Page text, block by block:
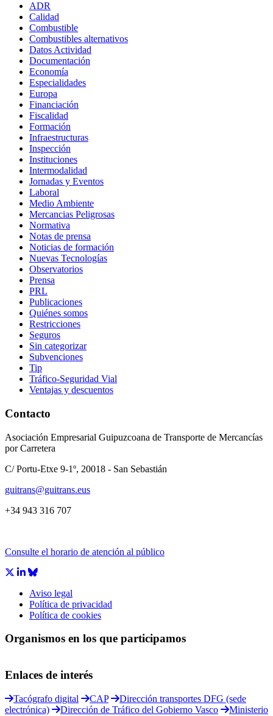
ADR
Calidad
Combustible
Combustibles alternativos
Datos Actividad
Documentación
Economía
Especialidades
Europa
Financiación
Fiscalidad
Formación
Infraestructuras
Inspección
Instituciones
Intermodalidad
Jornadas y Eventos
Laboral
Medio Ambiente
Mercancias Peligrosas
Normativa
Notas de prensa
Noticias de formación
Nuevas Tecnologías
Observatorios
Prensa
PRL
Publicaciones
Quiénes somos
Restricciones
Seguros
Sin categorizar
Subvenciones
Tip
Tráfico-Seguridad Vial
Ventajas y descuentos
Contacto
Asociación Empresarial Guipuzcoana de Transporte de Mercancías
por Carretera
C/ Portu-Etxe 9-1º, 20018 - San Sebastián
guitrans@guitrans.eus
+34 943 316 707
Consulte el horario de atención al público
Aviso legal
Política de privacidad
Política de cookies
Organismos en los que participamos
Enlaces de interés
Tacógrafo digital CAP
Dirección transportes DFG (sede
electrónica)
Dirección de Tráfico del Gobierno Vasco
Ministerio